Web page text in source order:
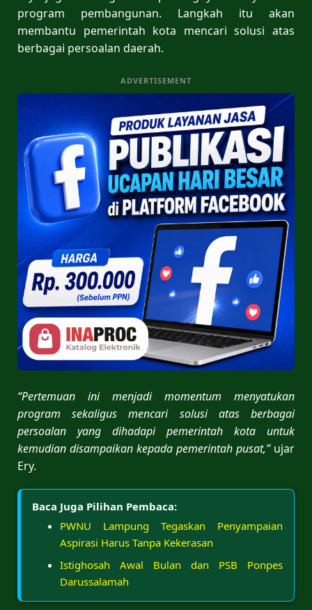
program pembangunan. Langkah itu akan
membantu pemerintah kota mencari solusi atas
berbagai persoalan daerah.
ADVERTISEMENT
“Pertemuan ini menjadi momentum menyatukan
program sekaligus mencari solusi atas berbagai
persoalan yang dihadapi pemerintah kota untuk
kemudian disampaikan kepada pemerintah pusat,”ujar
Ery.
Baca Juga Pilihan Pembaca:
PWNU Lampung Tegaskan Penyampaian
Aspirasi Harus Tanpa Kekerasan
Istighosah Awal Bulan dan PSB Ponpes
Darussalamah